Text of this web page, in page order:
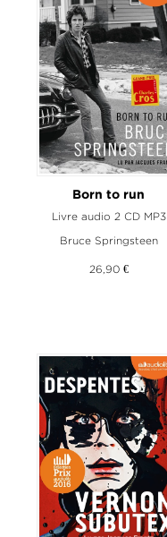
Born to run
Livre audio 2 CD MP3
Bruce Springsteen
26,90 €